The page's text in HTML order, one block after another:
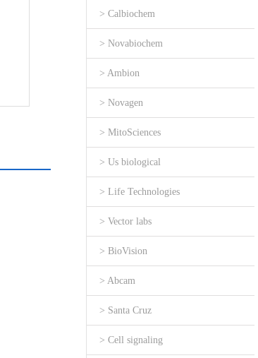
> Calbiochem
> Novabiochem
> Ambion
> Novagen
> MitoSciences
> Us biological
> Life Technologies
> Vector labs
> BioVision
> Abcam
> Santa Cruz
> Cell signaling